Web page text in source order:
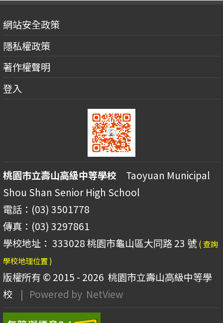
網站安全政策
隱私權政策
著作權聲明
登入
桃園市立壽山高級中等學校 Taoyuan Municipal
Shou Shan Senior High School
電話：(03) 3501778
傳真：(03) 3297861
學校地址： 333028 桃園市龜山區大同路 23 號 ( 查詢
學校地理位置 )
版權所有 © 2015 - 2026 桃園市立壽山高級中等學
校
| Powered by NetView